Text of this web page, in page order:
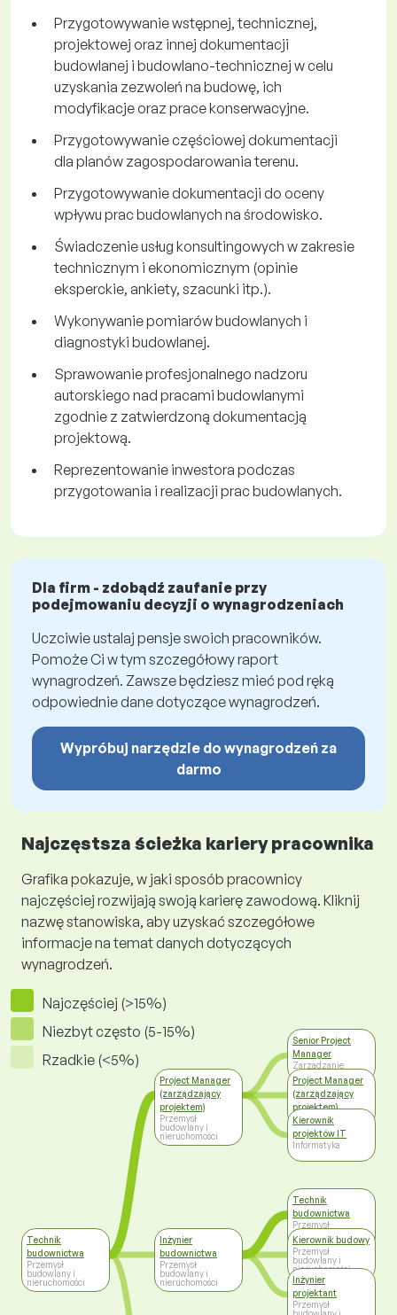
Przygotowywanie wstępnej, technicznej,
projektowej oraz innej dokumentacji
budowlanej i budowlano-technicznej w celu
uzyskania zezwoleń na budowę, ich
modyfikacje oraz prace konserwacyjne.
Przygotowywanie częściowej dokumentacji
dla planów zagospodarowania terenu.
Przygotowywanie dokumentacji do oceny
wpływu prac budowlanych na środowisko.
Świadczenie usług konsultingowych w zakresie
technicznym i ekonomicznym (opinie
eksperckie, ankiety, szacunki itp.).
Wykonywanie pomiarów budowlanych i
diagnostyki budowlanej.
Sprawowanie profesjonalnego nadzoru
autorskiego nad pracami budowlanymi
zgodnie z zatwierdzoną dokumentacją
projektową.
Reprezentowanie inwestora podczas
przygotowania i realizacji prac budowlanych.
Dla firm - zdobądź zaufanie przy
podejmowaniu decyzji o wynagrodzeniach
Uczciwie ustalaj pensje swoich pracowników.
Pomoże Ci w tym szczegółowy raport
wynagrodzeń. Zawsze będziesz mieć pod ręką
odpowiednie dane dotyczące wynagrodzeń.
Wypróbuj narzędzie do wynagrodzeń za
darmo
Najczęstsza ścieżka kariery pracownika
Grafika pokazuje, w jaki sposób pracownicy
najczęściej rozwijają swoją karierę zawodową. Kliknij
nazwę stanowiska, aby uzyskać szczegółowe
informacje na temat danych dotyczących
wynagrodzeń.
Najczęściej (>15%)
Niezbyt często (5-15%)
Rzadkie (<5%)
Technik
budownictwa
Przemysł
budowlany i
nieruchomości
Project Manager
(zarządzający
projektem)
Przemysł
budowlany i
nieruchomości
Inżynier
budownictwa
Przemysł
budowlany i
nieruchomości
Senior Project
Manager
Zarządzanie
Project Manager
(zarządzający
projektem)
Zarządzanie
Kierownik
projektów IT
Informatyka
Technik
budownictwa
Przemysł
budowlany i
nieruchomości
Kierownik budowy
Przemysł
budowlany i
nieruchomości
Inżynier
projektant
Przemysł